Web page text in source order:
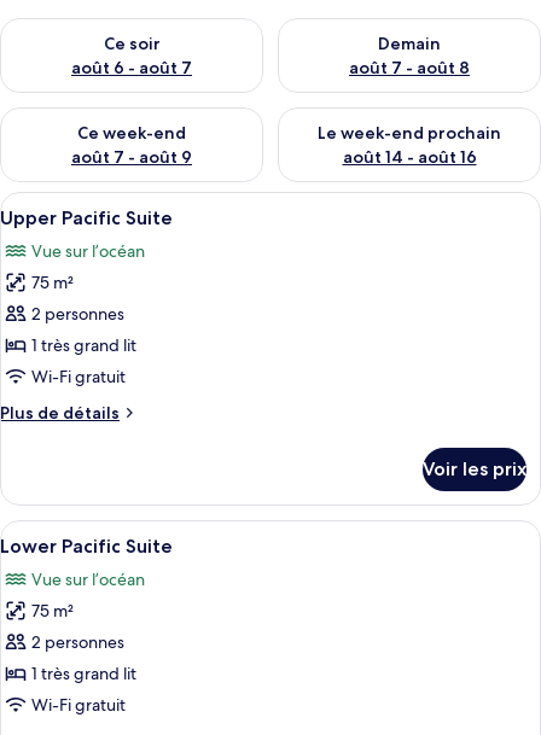
Ce soir
août 6 - août 7
Vérifier la disponibilité pour ce soir août 6 - août 7
Demain
août 7 - août 8
Vérifier la disponibilité pour
Ce week-end
août 7 - août 9
Vérifier la disponibilité pour ce week-end août 7 - août 9
Le week-end prochain
août 14 - août 16
Vérifier la disponibilité pour
Afficher
toutes
les
photos
pour
ce
type
chambre :
Suite
Un bâtiment moderne doté d’un
9
Upper Pacific Suite
Vue sur l’océan
75 m²
2 personnes
1 très grand lit
Wi-Fi gratuit
Plus de détails
Plus
le
type
de
Upper
Pacific
Voir les prix
Afficher
toutes
les
photos
pour
ce
type
Une chambre dotée d’une grande
10
Lower Pacific Suite
Vue sur l’océan
75 m²
2 personnes
1 très grand lit
Wi-Fi gratuit